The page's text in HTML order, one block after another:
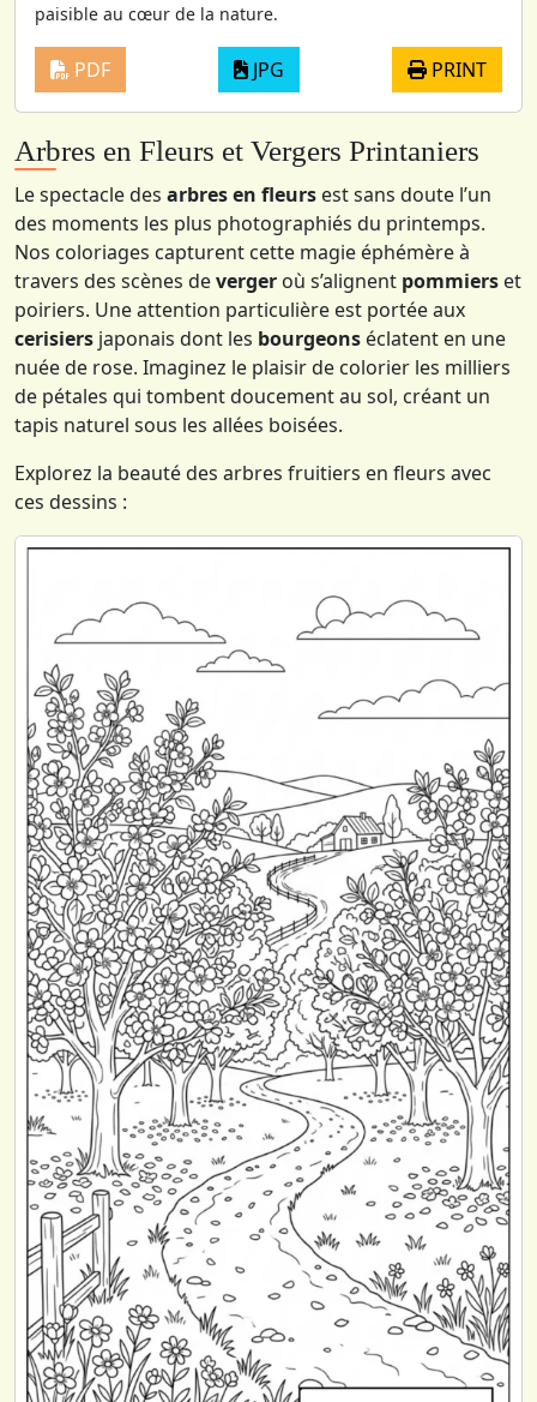
paisible au cœur de la nature.
PDF JPG PRINT
Arbres en Fleurs et Vergers Printaniers
Le spectacle des arbres en fleurs est sans doute l’un
des moments les plus photographiés du printemps.
Nos coloriages capturent cette magie éphémère à
travers des scènes deverger où s’alignent pommiers et
poiriers. Une attention particulière est portée aux
cerisiers japonais dont les bourgeons éclatent en une
nuée de rose. Imaginez le plaisir de colorier les milliers
de pétales qui tombent doucement au sol, créant un
tapis naturel sous les allées boisées.
Explorez la beauté des arbres fruitiers en fleurs avec
ces dessins :